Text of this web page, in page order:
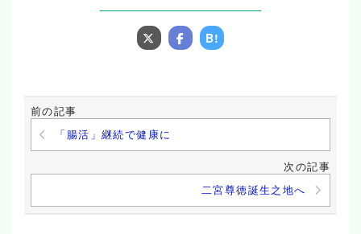
B!
前の記事
「腸活」継続で健康に
次の記事
二宮尊徳誕生之地へ